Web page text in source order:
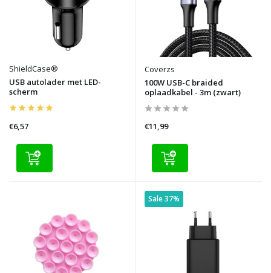
ShieldCase®
USB autolader met LED-
scherm
€6,57
Coverzs
100W USB-C braided
oplaadkabel - 3m (zwart)
€11,99
Sale 37%